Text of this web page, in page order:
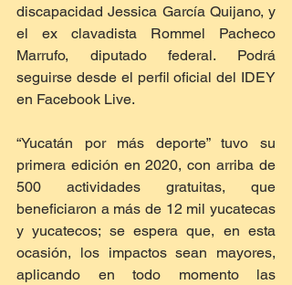
discapacidad Jessica García Quijano, y
el ex clavadista Rommel Pacheco
Marrufo, diputado federal. Podrá
seguirse desde el perfil oficial del IDEY
en Facebook Live.
“Yucatán por más deporte” tuvo su
primera edición en 2020, con arriba de
500 actividades gratuitas, que
beneficiaron a más de 12 mil yucatecas
y yucatecos; se espera que, en esta
ocasión, los impactos sean mayores,
aplicando en todo momento las